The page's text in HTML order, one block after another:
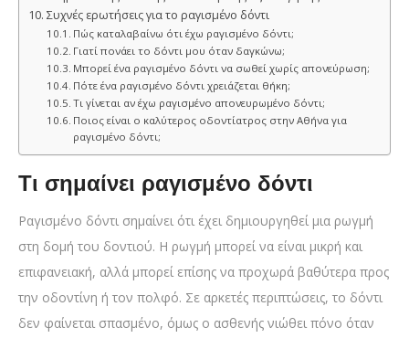
Συχνές ερωτήσεις για το ραγισμένο δόντι
Πώς καταλαβαίνω ότι έχω ραγισμένο δόντι;
Γιατί πονάει το δόντι μου όταν δαγκώνω;
Μπορεί ένα ραγισμένο δόντι να σωθεί χωρίς απονεύρωση;
Πότε ένα ραγισμένο δόντι χρειάζεται θήκη;
Τι γίνεται αν έχω ραγισμένο απονευρωμένο δόντι;
Ποιος είναι ο καλύτερος οδοντίατρος στην Αθήνα για
ραγισμένο δόντι;
Τι σημαίνει ραγισμένο δόντι
Ραγισμένο δόντι σημαίνει ότι έχει δημιουργηθεί μια ρωγμή
στη δομή του δοντιού. Η ρωγμή μπορεί να είναι μικρή και
επιφανειακή, αλλά μπορεί επίσης να προχωρά βαθύτερα προς
την οδοντίνη ή τον πολφό. Σε αρκετές περιπτώσεις, το δόντι
δεν φαίνεται σπασμένο, όμως ο ασθενής νιώθει πόνο όταν